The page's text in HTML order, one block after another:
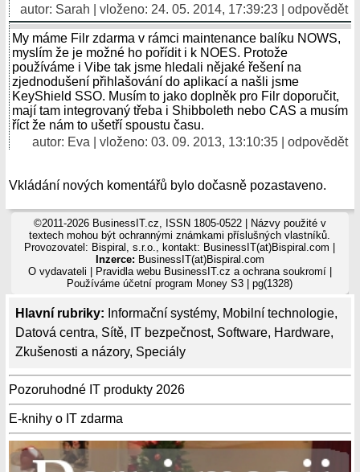
Hlavní rubriky: Informační systémy, Mobilní technologie,
Datová centra, Sítě, IT bezpečnost, Software, Hardware,
Zkušenosti a názory, Speciály
Pozoruhodné IT produkty 2026
E-knihy o IT zdarma
autor: Sarah | vloženo: 24. 05. 2014, 17:39:23 | odpovědět
My máme Filr zdarma v rámci maintenance balíku NOWS,
myslím že je možné ho pořídit i k NOES. Protože
používáme i Vibe tak jsme hledali nějaké řešení na
zjednodušení přihlašování do aplikací a našli jsme
KeyShield SSO. Musím to jako doplněk pro Filr doporučit,
mají tam integrovaný třeba i Shibboleth nebo CAS a musím
říct že nám to ušetří spoustu času.
autor: Eva | vloženo: 03. 09. 2013, 13:10:35 | odpovědět
Vkládání nových komentářů bylo dočasně pozastaveno.
©2011-2026 BusinessIT.cz, ISSN 1805-0522 | Názvy použité v
textech mohou být ochrannými známkami příslušných vlastníků.
Provozovatel: Bispiral, s.r.o., kontakt: BusinessIT(at)Bispiral.com |
Inzerce: BusinessIT(at)Bispiral.com
O vydavateli
Pravidla webu BusinessIT.cz a ochrana soukromí|
Používámeúčetní program Money S3 | pg(1328)